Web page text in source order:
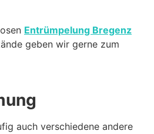
Entrümpelung Bregenz
geben wir gerne zum
auch verschiedene andere